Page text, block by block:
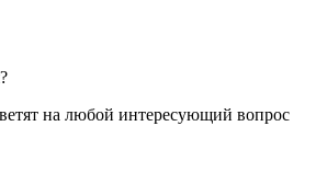
на любой интересующий вопрос